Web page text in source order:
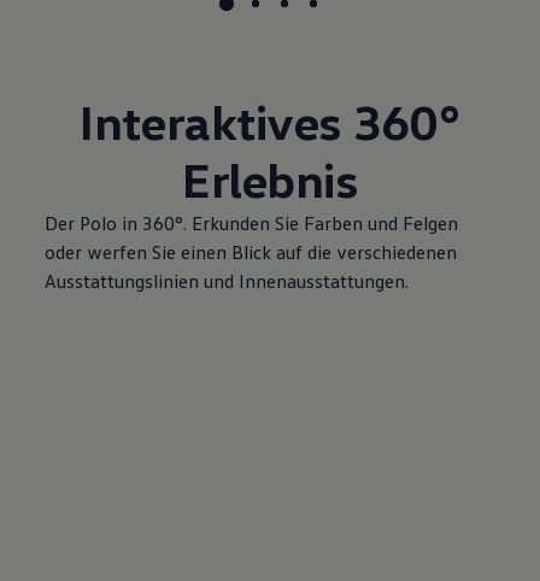
Interaktives 360°
Erlebnis
Der Polo in 360°. Erkunden Sie Farben und Felgen
oder werfen Sie einen Blick auf die verschiedenen
Ausstattungslinien und Innenausstattungen.